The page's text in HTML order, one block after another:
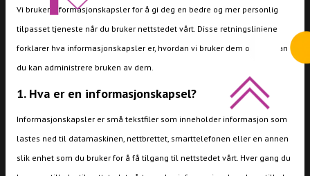
Vi bruker informasjonskapsler for å gi deg en bedre og mer personlig
tilpasset tjeneste når du bruker nettstedet vårt. Disse retningslinjene
forklarer hva informasjonskapsler er, hvordan vi bruker dem og hvordan
du kan administrere bruken av dem.
1. Hva er en informasjonskapsel?
Informasjonskapsler er små tekstfiler som inneholder informasjon som
lastes ned til datamaskinen, nettbrettet, smarttelefonen eller en annen
slik enhet som du bruker for å få tilgang til nettstedet vårt. Hver gang du